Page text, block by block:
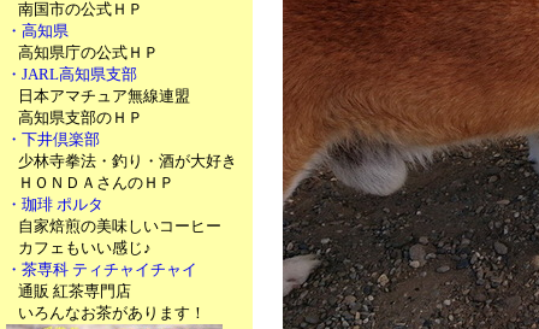
南国市の公式ＨＰ
・高知県
高知県庁の公式ＨＰ
・JARL高知県支部
日本アマチュア無線連盟
高知県支部のＨＰ
・下井倶楽部
少林寺拳法・釣り・酒が大好き
ＨＯＮＤＡさんのＨＰ
・珈琲 ポルタ
自家焙煎の美味しいコーヒー
カフェもいい感じ♪
・茶専科 ティチャイチャイ
通販 紅茶専門店
いろんなお茶があります！